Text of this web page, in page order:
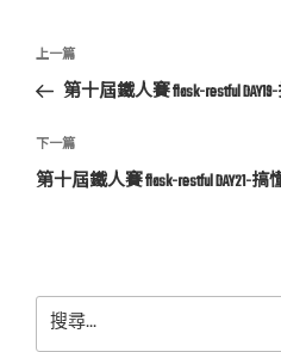
文
導
覽
上
一
文
章
上一篇
第十屆鐵人賽 flask-restful
下
一
下一篇
第十屆鐵人賽 flask-restful DAY21-搞
尋